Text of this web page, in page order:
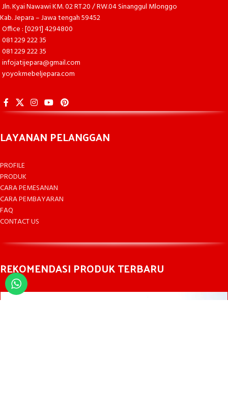
Jln. Kyai Nawawi KM. 02 RT.20 / RW.04 Sinanggul Mlonggo
Kab. Jepara – Jawa tengah 59452
Office : [0291] 4294800
081 229 222 35
081 229 222 35
infojatijepara@gmail.com
yoyokmebeljepara.com
LAYANAN PELANGGAN
PROFILE
PRODUK
CARA PEMESANAN
CARA PEMBAYARAN
FAQ
CONTACT US
REKOMENDASI PRODUK TERBARU